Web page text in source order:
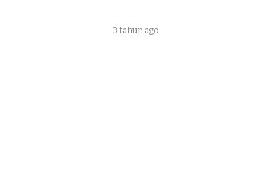
3 tahun ago